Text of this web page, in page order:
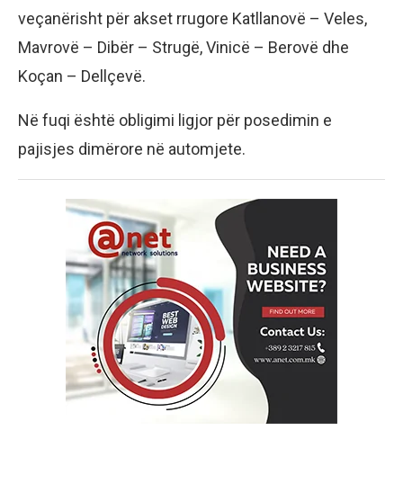
veçanërisht për akset rrugore Katllanovë – Veles,
Mavrovë – Dibër – Strugë, Vinicë – Berovë dhe
Koçan – Dellçevë.
Në fuqi është obligimi ligjor për posedimin e
pajisjes dimërore në automjete.